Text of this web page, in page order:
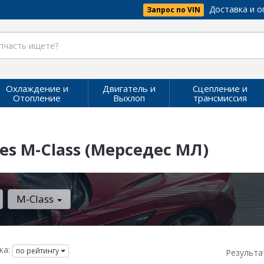
Запрос по VIN Доставка и
Охлаждение и
Отопление
Двигатель и
Выхлоп
Сцепление и
трансмиссия
M-Class (Мерседес МЛ)
M-Class
по рейтингу